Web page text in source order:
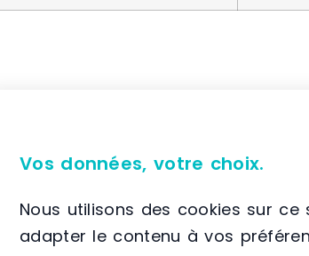
📌 Située à France,
Kappes Francepropose
directement issus de
cahier des charges
expédition.
Vos données, votre choix.
Nous utilisons des cookies sur
adapter le contenu à vos